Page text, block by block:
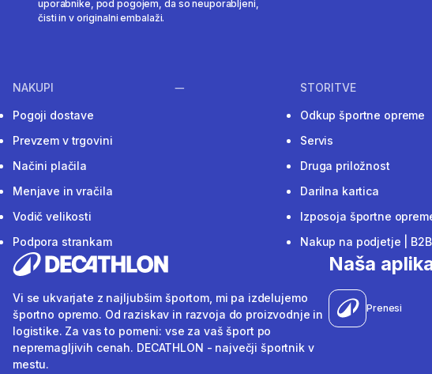
uporabnike, pod pogojem, da so neuporabljeni,
čisti in v originalni embalaži.
NAKUPI
Pogoji dostave
Prevzem v trgovini
Načini plačila
Menjave in vračila
Vodič velikosti
Podpora strankam
STORITVE
Odkup športne opreme
Servis
Druga priložnost
Darilna kartica
Izposoja športne
Nakup na podjetje | B2B
Vi se ukvarjate z najljubšim športom, mi pa izdelujemo
športno opremo. Od raziskav in razvoja do proizvodnje in
logistike. Za vas to pomeni: vse za vaš šport po
nepremagljivih cenah. DECATHLON - največji športnik v
mestu.
Naša
Prenesi